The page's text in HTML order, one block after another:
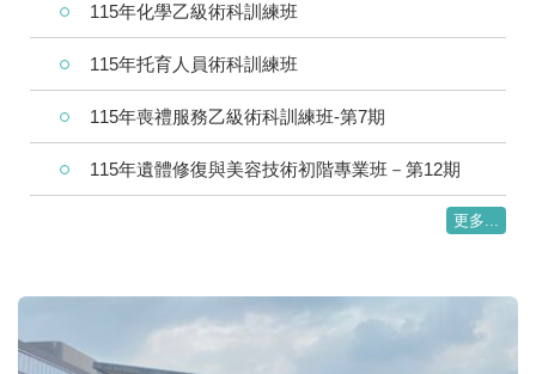
115年化學乙級術科訓練班
115年托育人員術科訓練班
115年喪禮服務乙級術科訓練班-第7期
115年遺體修復與美容技術初階專業班－第12期
更多...